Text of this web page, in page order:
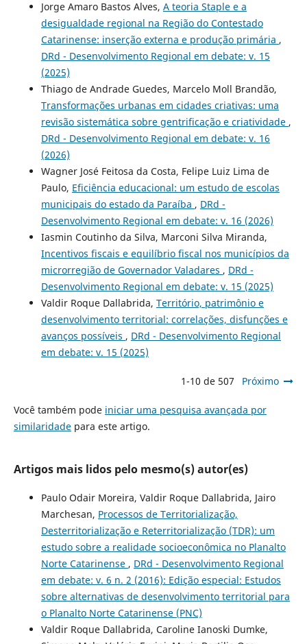
Jorge Amaro Bastos Alves, A teoria Staple e a
desigualdade regional na Região do Contestado
Catarinense: inserção externa e produção primária ,
DRd - Desenvolvimento Regional em debate: v. 15
(2025)
Thiago de Andrade Guedes, Marcelo Moll Brandão,
Transformações urbanas em cidades criativas: uma
revisão sistemática sobre gentrificação e criatividade ,
DRd - Desenvolvimento Regional em debate: v. 16
(2026)
Wagner José Feitosa da Costa, Felipe Luiz Lima de
Paulo, Eficiência educacional: um estudo de escolas
municipais do estado da Paraíba , DRd -
Desenvolvimento Regional em debate: v. 16 (2026)
Iasmin Coutinho da Silva, Marconi Silva Miranda,
Incentivos fiscais e equilíbrio fiscal nos municípios da
microrregião de Governador Valadares , DRd -
Desenvolvimento Regional em debate: v. 15 (2025)
Valdir Roque Dallabrida, Território, patrimônio e
desenvolvimento territorial: correlações, disfunções e
avanços possíveis , DRd - Desenvolvimento Regional
em debate: v. 15 (2025)
1-10 de 507 Próximo
Você também pode iniciar uma pesquisa avançada por
similaridadepara este artigo.
Artigos mais lidos pelo mesmo(s) autor(es)
Paulo Odair Moreira, Valdir Roque Dallabrida, Jairo
Marchesan, Processos de Territorialização,
Desterritorialização e Reterritorialização (TDR): um
estudo sobre a realidade socioeconômica no Planalto
Norte Catarinense , DRd - Desenvolvimento Regional
em debate: v. 6 n. 2 (2016): Edição especial: Estudos
sobre alternativas de desenvolvimento territorial para
o Planalto Norte Catarinense (PNC)
Valdir Roque Dallabrida, Caroline Ianoski Dumke,